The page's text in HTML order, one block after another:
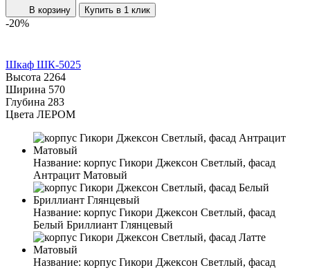
В корзину Купить в 1 клик
-20%
Шкаф ШК-5025
Высота 2264
Ширина 570
Глубина 283
Цвета ЛЕРОМ
Название: корпус Гикори Джексон Светлый, фасад
Антрацит Матовый
Название: корпус Гикори Джексон Светлый, фасад
Белый Бриллиант Глянцевый
Название: корпус Гикори Джексон Светлый, фасад